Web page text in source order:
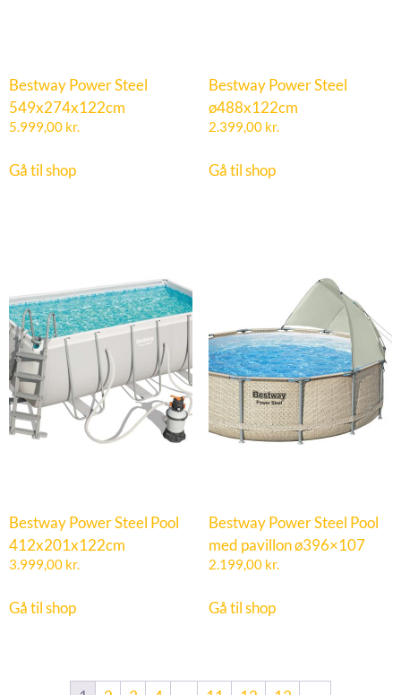
Bestway Power Steel
549x274x122cm
5.999,00 kr.
Gå til shop
Bestway Power Steel
ø488x122cm
2.399,00 kr.
Gå til shop
Bestway Power Steel Pool
412x201x122cm
3.999,00 kr.
Gå til shop
Bestway Power Steel Pool
med pavillon ø396×107
2.199,00 kr.
Gå til shop